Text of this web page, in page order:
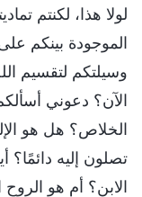
لولا هذا، لكنتم
الموجودة بينكم
وسيلتكم لتقسيم
الآن؟ دعوني
الخلاص؟ هل هو
تصلون إليه دائمًا؟
الابن؟ أم هو